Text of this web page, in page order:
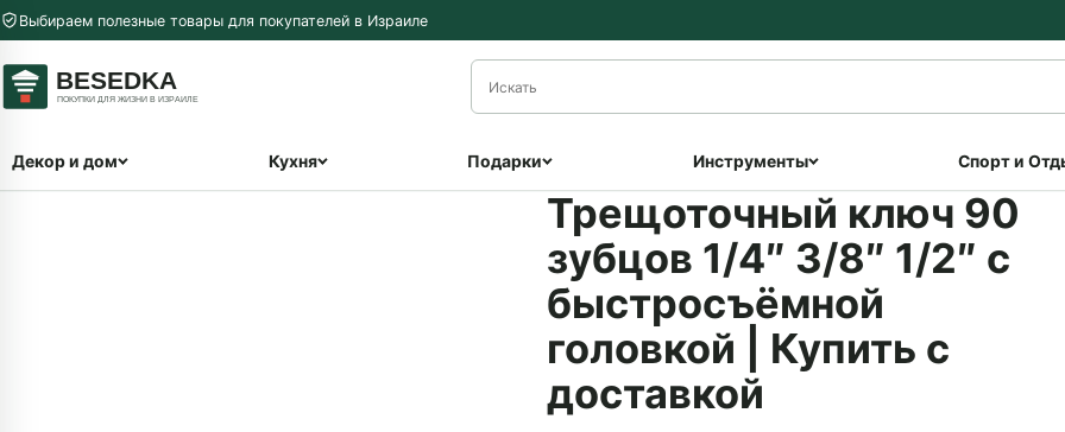
Перейти к содержимому
Выбираем полезные товары для покупателей в Израиле
Декор и дом Кухня Подарки Инструменты Спорт и
Трещоточный ключ 90
зубцов 1/4″ 3/8″ 1/2″ с
быстросъёмной
головкой | Купить с
доставкой